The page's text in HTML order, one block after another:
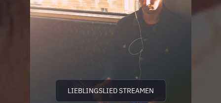
LIEBLINGSLIED STREAMEN